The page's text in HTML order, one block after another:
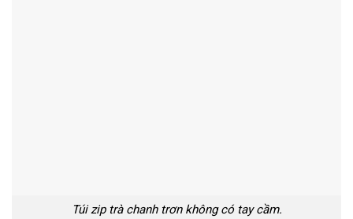
Túi zip trà chanh trơn không có tay cầm.